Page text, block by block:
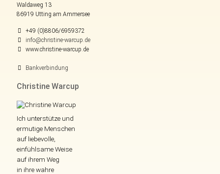
Waldaweg 13
86919 Utting am Ammersee
+49 (0)8806/6959372
info@christine-warcup.de
www.christine-warcup.de
Bankverbindung
Christine Warcup
Ich unterstütze und
ermutige Menschen
auf liebevolle,
einfühlsame Weise
auf ihrem Weg
in ihre wahre